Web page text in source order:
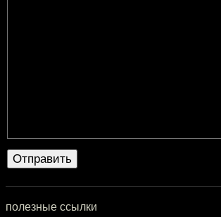
полезные ссылки